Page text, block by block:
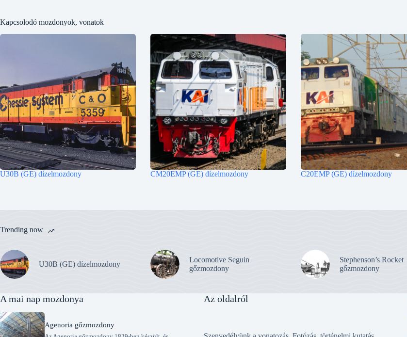
Kapcsolodó mozdonyok, vonatok
U30B (GE) dízelmozdony CM20EMP (GE) dízelmozdony C20EMP (GE) dízelmozdony
Trending now
U30B (GE) dízelmozdony
Locomotive Seguin
gőzmozdony
Stephenson’s Rocket
gőzmozdony
A mai nap mozdonya
Agenoria gőzmozdony
Az oldalról